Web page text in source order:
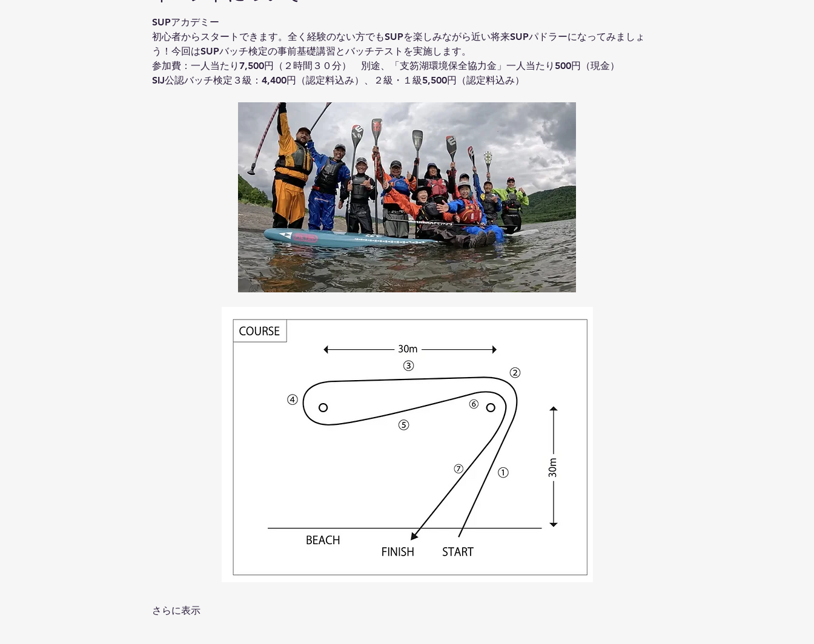
SUPアカデミー
初心者からスタートできます。全く経験のない方でもSUPを楽しみながら近い将来SUPパドラーになってみましょ
う！今回はSUPバッチ検定の事前基礎講習とバッチテストを実施します。
参加費：一人当たり7,500円（２時間３０分）　別途、「支笏湖環境保全協力金」一人当たり500円（現金）
SIJ公認バッチ検定３級：4,400円（認定料込み）、２級・１級5,500円（認定料込み）
さらに表示